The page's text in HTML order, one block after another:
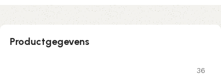
Productgegevens
36